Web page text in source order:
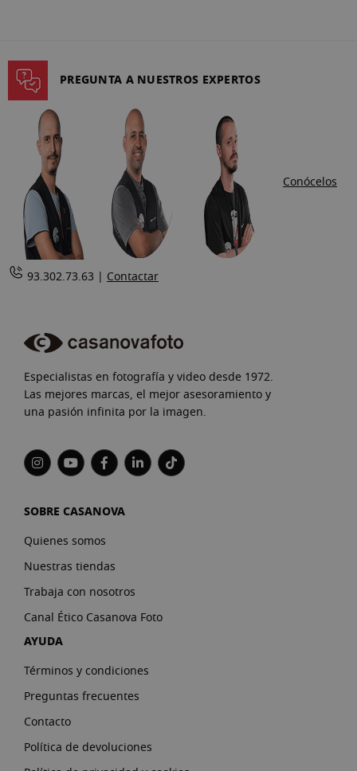
PREGUNTA A NUESTROS EXPERTOS
Conócelos
93.302.73.63 | Contactar
Especialistas en fotografía y video desde 1972.
Las mejores marcas, el mejor asesoramiento y
una pasión infinita por la imagen.
SOBRE CASANOVA
Quienes somos
Nuestras tiendas
Trabaja con nosotros
Canal Ético Casanova Foto
AYUDA
Términos y condiciones
Preguntas frecuentes
Contacto
Política de devoluciones